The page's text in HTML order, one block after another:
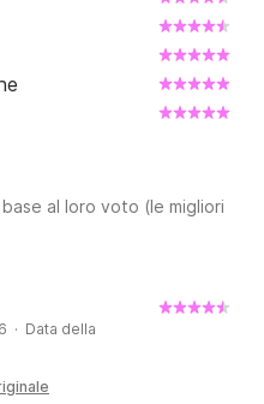
il tempo necessario,
e ti
posso fornirti
e sui tuoi piani di
su pontone, accesso
al mare aperto.
ideale:
al loro voto (le migliori
· Data della